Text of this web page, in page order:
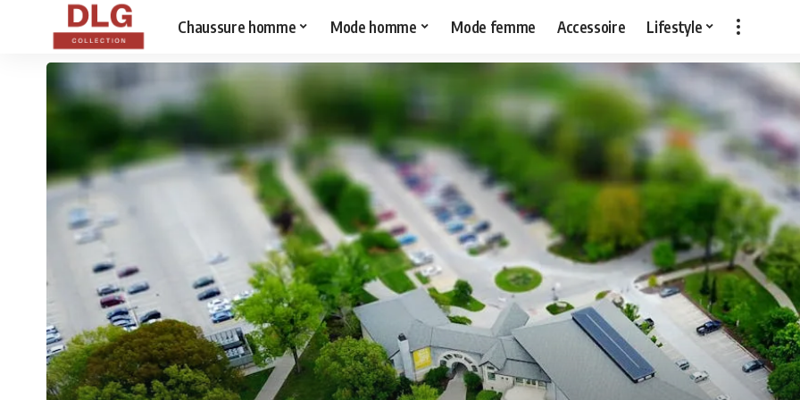
Chaussure homme Mode homme Mode femme Accessoire Lifestyle